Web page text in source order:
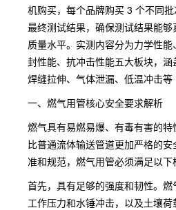
机购买，每个品牌购买 3 个不同
最终测试结果，确保测试结果能
质量水平。实测内容分为力学性
封性能、抗冲击性能五大板块，涵
焊缝拉伸、气体泄漏、低温冲击等
一、燃气用管核心安全要求解析
燃气具有易燃易爆、有毒有害的
比普通流体输送管道更加严格的
准和规范，燃气用管必须满足以下
首先，具有足够的强度和韧性。
工作压力和水锤冲击，以及土壤荷